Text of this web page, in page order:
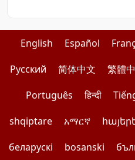
English Español
Pусский
简体中文 繁體
Português
हिन्दी
shqiptare
አማርኛ
беларускі
bosanski